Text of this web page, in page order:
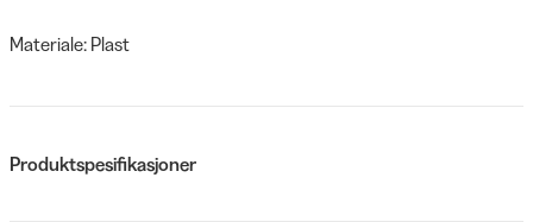
Materiale: Plast
Produktspesifikasjoner